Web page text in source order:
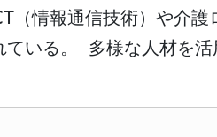
情報通信技術）や介護
いる。 多様な人材を